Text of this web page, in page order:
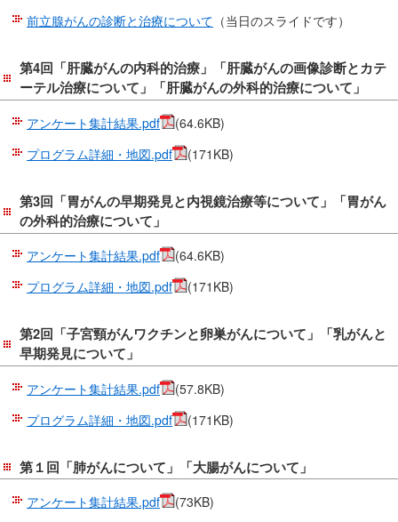
前立腺がんの診断と治療について （当日のスライドです）
第4回「肝臓がんの内科的治療」「肝臓がんの画像診断とカテ
ーテル治療について」「肝臓がんの外科的治療について」
アンケート集計結果.pdf
(64.6KB)
プログラム詳細・地図.pdf
(171KB)
第3回「胃がんの早期発見と内視鏡治療等について」「胃がん
の外科的治療について」
アンケート集計結果.pdf
(64.6KB)
プログラム詳細・地図.pdf
(171KB)
第2回「子宮頸がんワクチンと卵巣がんについて」「乳がんと
早期発見について」
アンケート集計結果.pdf
(57.8KB)
プログラム詳細・地図.pdf
(171KB)
第１回「肺がんについて」「大腸がんについて」
アンケート集計結果.pdf
(73KB)